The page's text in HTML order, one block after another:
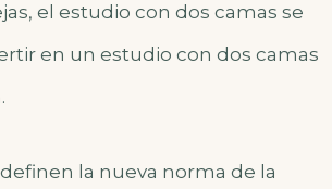
el estudio con dos camas se
en un estudio con dos camas
la nueva norma de la